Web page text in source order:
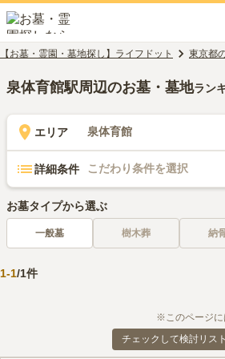
【お墓・霊園・墓地探し】ライフドット 東京都
泉体育館駅周辺のお墓・墓地ラン
エリア 泉体育館
詳細条件 こだわり条件を選択
お墓タイプから選ぶ
一般墓 樹木葬 納
1-1/1件
※このページに
チェックして検討リス